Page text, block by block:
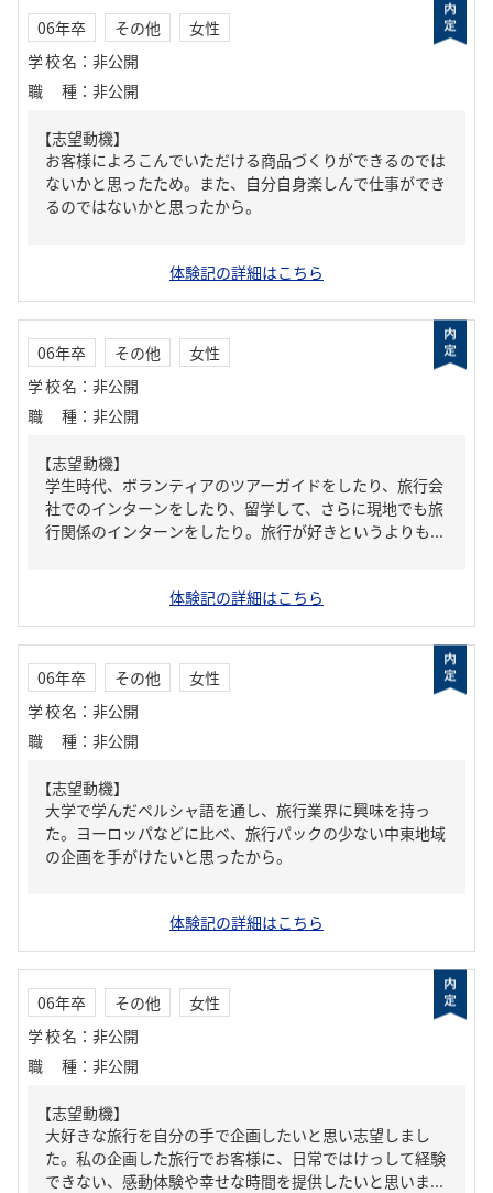
06年卒 その他
女性
学校名 ： 非公開
職種 ： 非公開
【志望動機】
お客様によろこんでいただける商品づくりができるのでは
ないかと思ったため。また、自分自身楽しんで仕事ができ
るのではないかと思ったから。
体験記の詳細はこちら
06年卒 その他
女性
学校名 ： 非公開
職種 ： 非公開
【志望動機】
学生時代、ボランティアのツアーガイドをしたり、旅行会
社でのインターンをしたり、留学して、さらに現地でも旅
行関係のインターンをしたり。旅行が好きというよりも...
体験記の詳細はこちら
06年卒 その他
女性
学校名 ： 非公開
職種 ： 非公開
【志望動機】
大学で学んだペルシャ語を通し、旅行業界に興味を持っ
た。ヨーロッパなどに比べ、旅行パックの少ない中東地域
の企画を手がけたいと思ったから。
体験記の詳細はこちら
06年卒 その他
女性
学校名 ： 非公開
職種 ： 非公開
【志望動機】
大好きな旅行を自分の手で企画したいと思い志望しまし
た。私の企画した旅行でお客様に、日常ではけっして経験
できない、感動体験や幸せな時間を提供したいと思いま...